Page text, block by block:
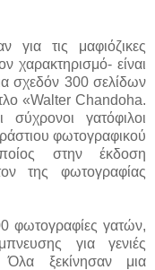
για τις μαφιόζικες
χαρακτηρισμό- είναι
σχεδόν 300 σελίδων
«Walter Chandoha.
γατόφιλοι
φωτογραφικού
στην έκδοση
της φωτογραφίας
φωτογραφίες γατών,
για γενιές
ξεκίνησαν μια